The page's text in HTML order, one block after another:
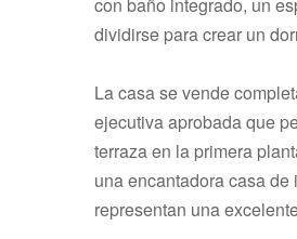
dividirse para crear un
La casa se vende
ejecutiva aprobada que
terraza en la primera
una encantadora casa
representan una